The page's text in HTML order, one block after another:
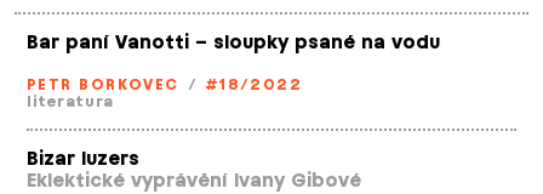
Bar paní Vanotti – sloupky psané na vodu
PETR BORKOVEC / #18/2022
literatura
Bizar luzers
Eklektické vyprávění Ivany Gibové